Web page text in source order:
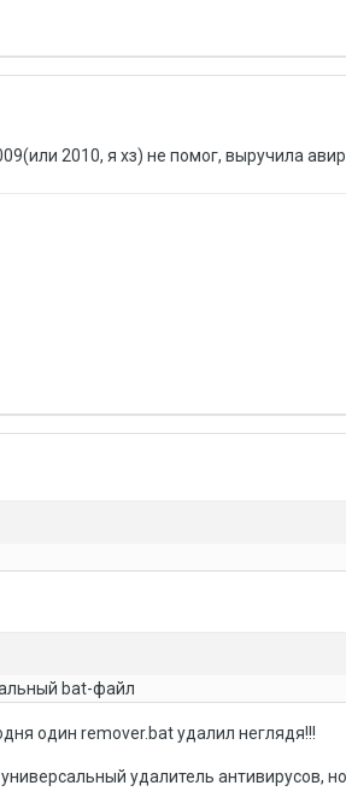
2010, я хз) не помог, выручила
bat-файл
один remover.bat удалил неглядя!!!
удалитель антивирусов,